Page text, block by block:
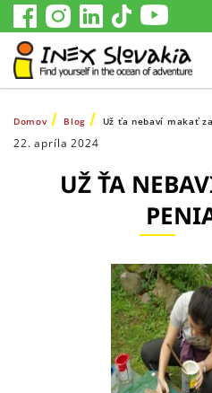
Domov Blog Už ťa nebaví makať
22. apríla 2024
UŽ ŤA